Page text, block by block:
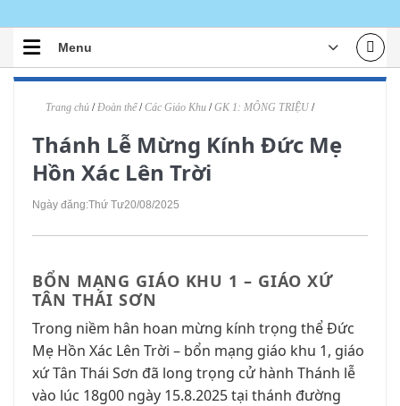
to
content
Menu
TRANG CHỦ
ĐOÀN THỂ
VĂN HOÁ NGHỆ THUẬT
TƯ LIỆU
GIỚI THIỆU
LIÊN HỆ
Trang chủ /Đoàn thể/Các Giáo Khu /GK 1: MÔNG TRIỆU /
Thánh Lễ Mừng Kính Đức Mẹ
Hồn Xác Lên Trời
Ngày đăng:Thứ Tư20/08/2025
BỔN MẠNG GIÁO KHU 1 – GIÁO XỨ
TÂN THÁI SƠN
Trong niềm hân hoan mừng kính trọng thể Đức
Mẹ Hồn Xác Lên Trời – bổn mạng giáo khu 1, giáo
xứ Tân Thái Sơn đã long trọng cử hành Thánh lễ
vào lúc 18g00 ngày 15.8.2025 tại thánh đường